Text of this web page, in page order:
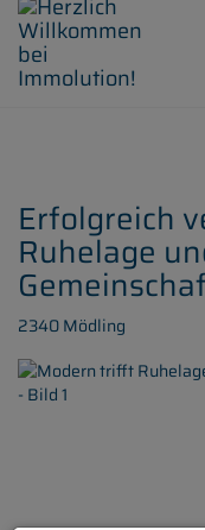
Erfolgreich
Ruhelage
2340 Mödling